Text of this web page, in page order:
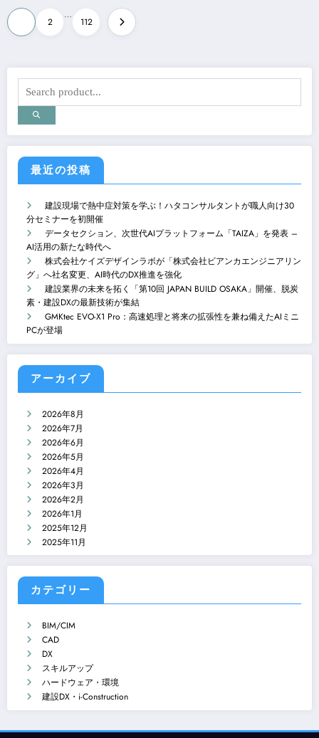
投
稿
の
ー
ジ
送
り
2
…
112
最近の投稿
建設現場で熱中症対策を学ぶ！ハタコンサルタントが職人向け30
分セミナーを初開催
データセクション、次世代AIプラットフォーム「TAIZA」を発表 –
AI活用の新たな時代へ
株式会社ケイズデザインラボが「株式会社ビアンカエンジニアリン
グ」へ社名変更、AI時代のDX推進を強化
建設業界の未来を拓く「第10回 JAPAN BUILD OSAKA」開催、脱炭
素・建設DXの最新技術が集結
GMKtec EVO-X1 Pro：高速処理と将来の拡張性を兼ね備えたAIミニ
PCが登場
アーカイブ
2026年8月
2026年7月
2026年6月
2026年5月
2026年4月
2026年3月
2026年2月
2026年1月
2025年12月
2025年11月
カテゴリー
BIM/CIM
CAD
DX
スキルアップ
ハードウェア・環境
建設DX・i-Construction